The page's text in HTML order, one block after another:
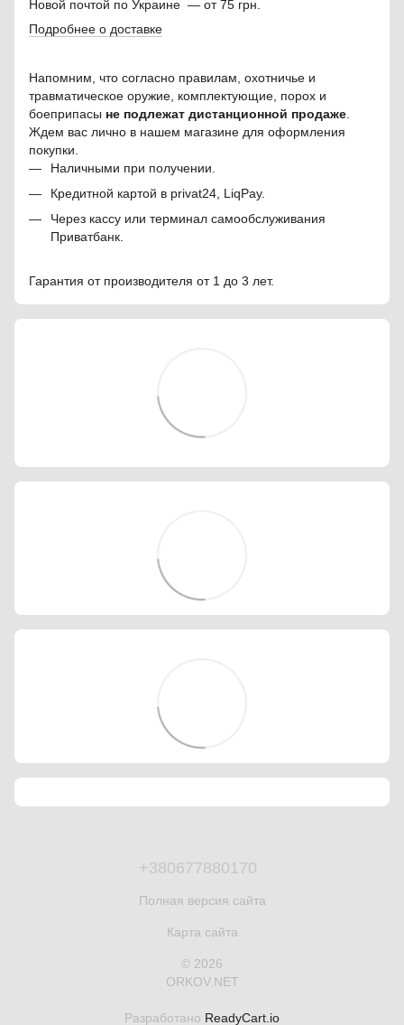
Новой почтой по Украине — от 75 грн.
Подробнее о доставке
Напомним, что согласно правилам, охотничье и
травматическое оружие, комплектующие, порох и
боеприпасы не подлежат дистанционной продаже
Ждем вас лично в нашем магазине для оформления
покупки.
Наличными при получении.
Кредитной картой в privat24, LiqPay.
Через кассу или терминал самообслуживания
Приватбанк.
Гарантия от производителя от 1 до 3 лет.
+380677880170
Полная версия сайта
Карта сайта
© 2026
ORKOV.NET
Разработано ReadyCart.io